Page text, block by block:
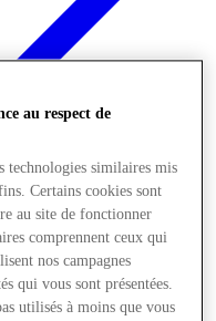
au respect de
technologies similaires mis
Certains cookies sont
au site de fonctionner
comprennent ceux qui
nos campagnes
qui vous sont présentées.
utilisés à moins que vous